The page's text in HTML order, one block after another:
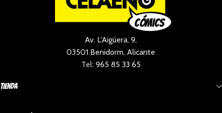
Av. L'Aigüera, 9,
03501 Benidorm, Alicante
Tel: 965 85 33 65
Tienda